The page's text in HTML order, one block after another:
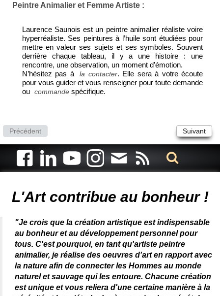
Peintre Animalier et Femme Artiste :
Laurence Saunois est un peintre animalier réaliste voire
hyperréaliste. Ses peintures à l’huile sont étudiées pour
mettre en valeur ses sujets et ses symboles. Souvent
derrière chaque tableau, il y a une histoire : une
rencontre, une observation, un moment d’émotion.
N’hésitez pas à
la contacter. Elle sera à votre écoute
pour vous guider et vous renseigner pour toute demande
ou commande spécifique.
Précédent Suivant
L'Art contribue au bonheur !
"Je crois que la création artistique est indispensable
au bonheur et au développement personnel pour
tous. C'est pourquoi, en tant qu'artiste peintre
animalier, je réalise des oeuvres d'art en rapport avec
la nature afin de connecter les Hommes au monde
naturel et sauvage qui les entoure. Chacune création
est unique et vous reliera d'une certaine manière à la